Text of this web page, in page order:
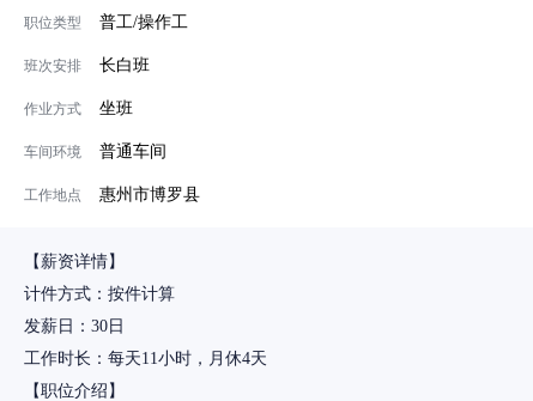
职位类型 普工/操作工
班次安排 长白班
作业方式 坐班
车间环境 普通车间
工作地点 惠州市博罗县
【薪资详情】
计件方式：按件计算
发薪日：30日
工作时长：每天11小时，月休4天
【职位介绍】